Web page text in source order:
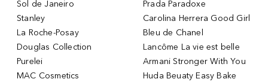
Sol de Janeiro
Stanley
La Roche-Posay
Douglas Collection
Purelei
MAC Cosmetics
Prada Paradoxe
Carolina Herrera Good Girl
Bleu de Chanel
Lancôme La vie est belle
Armani Stronger With You
Huda Beuaty Easy Bake